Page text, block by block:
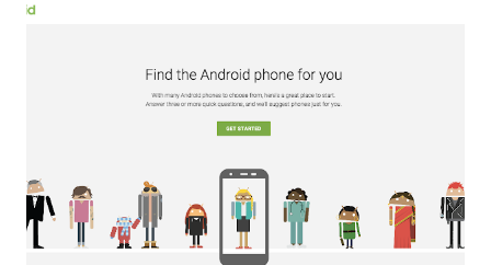
गुना बढि रहने दावी गरिएकोछ । उक्त सडक 'प्रिफेब्रिकेट' हुनेकारण,
सडकहरु चाँडो चाँडो निर्माण गर्न सकिनेछ । ढल, केबल, पानीको लागि
सडकको भित्री तहमा पाइपहरु बिच्छ्याउन मिल्छ । नेदरल्यान्डमा यो
प्रयोग सफल भएको खन्डमा, प्लास्टिक'का सडकहरु अन्यत्र पनि चाँडै
देख्न सकिएला । नेपाल जस्तो मुलुकमा यस किसिमको प्रविधी भित्रियो
भने, सडक विस्तारको गति केही बढ्थ्यो कि? किनकी हाम्रोमा २०२७